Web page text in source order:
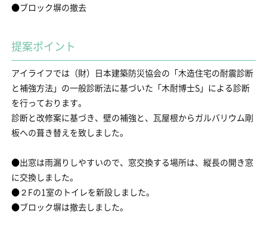
●ブロック塀の撤去
提案ポイント
アイライフでは（財）日本建築防災協会の「木造住宅の耐震診断
と補強方法」の一般診断法に基づいた「木耐博士S」による診断
を行っております。
診断と改修案に基づき、壁の補強と、瓦屋根からガルバリウム剛
板への葺き替えを致しました。
●出窓は雨漏りしやすいので、窓交換する場所は、縦長の開き窓
に交換しました。
●２Fの1室のトイレを新設しました。
●ブロック塀は撤去しました。